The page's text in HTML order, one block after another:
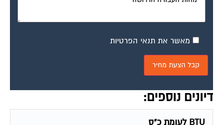
דיונים נוספים:
BTU לעומת כ"ס
פורום חשמל ותאורה